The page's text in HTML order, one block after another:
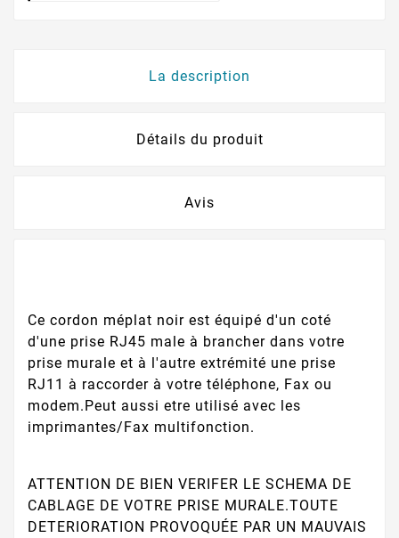
La description
Détails du produit
Avis
Ce cordon méplat noir est équipé d'un coté
d'une prise RJ45 male à brancher dans votre
prise murale et à l'autre extrémité une prise
RJ11 à raccorder à votre téléphone, Fax ou
modem.Peut aussi etre utilisé avec les
imprimantes/Fax multifonction.
ATTENTION DE BIEN VERIFER LE SCHEMA DE
CABLAGE DE VOTRE PRISE MURALE.TOUTE
DETERIORATION PROVOQUÉE PAR UN MAUVAIS